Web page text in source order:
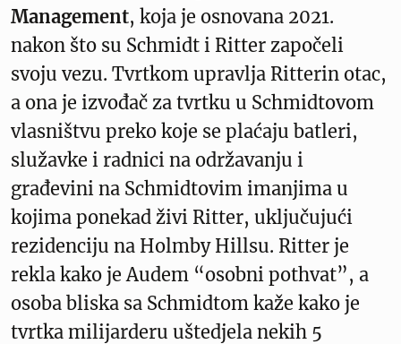
Management, koja je osnovana 2021.
nakon što su Schmidt i Ritter započeli
svoju vezu. Tvrtkom upravlja Ritterin otac,
a ona je izvođač za tvrtku u Schmidtovom
vlasništvu preko koje se plaćaju batleri,
služavke i radnici na održavanju i
građevini na Schmidtovim imanjima u
kojima ponekad živi Ritter, uključujući
rezidenciju na Holmby Hillsu. Ritter je
rekla kako je Audem “osobni pothvat”, a
osoba bliska sa Schmidtom kaže kako je
tvrtka milijarderu uštedjela nekih 5